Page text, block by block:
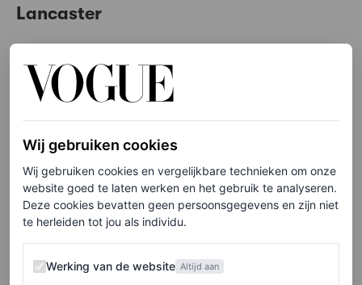
Lancaster
Wij gebruiken cookies
Wij gebruiken cookies en vergelijkbare technieken om onze
website goed te laten werken en het gebruik te analyseren.
Deze cookies bevatten geen persoonsgegevens en zijn niet
te herleiden tot jou als individu.
Werking van de website
Werking van de website Altijd aan